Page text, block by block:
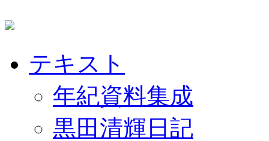
テキスト
年紀資料集成
黒田清輝日記